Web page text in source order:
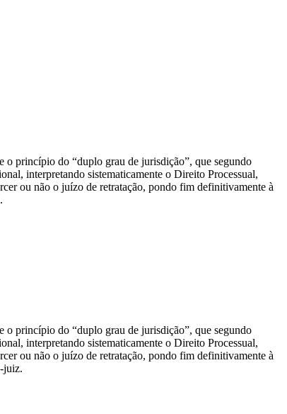
o princípio do “duplo grau de jurisdição”, que segundo
interpretando sistematicamente o Direito Processual,
ou não o juízo de retratação, pondo fim definitivamente à
o princípio do “duplo grau de jurisdição”, que segundo
interpretando sistematicamente o Direito Processual,
ou não o juízo de retratação, pondo fim definitivamente à
juiz.